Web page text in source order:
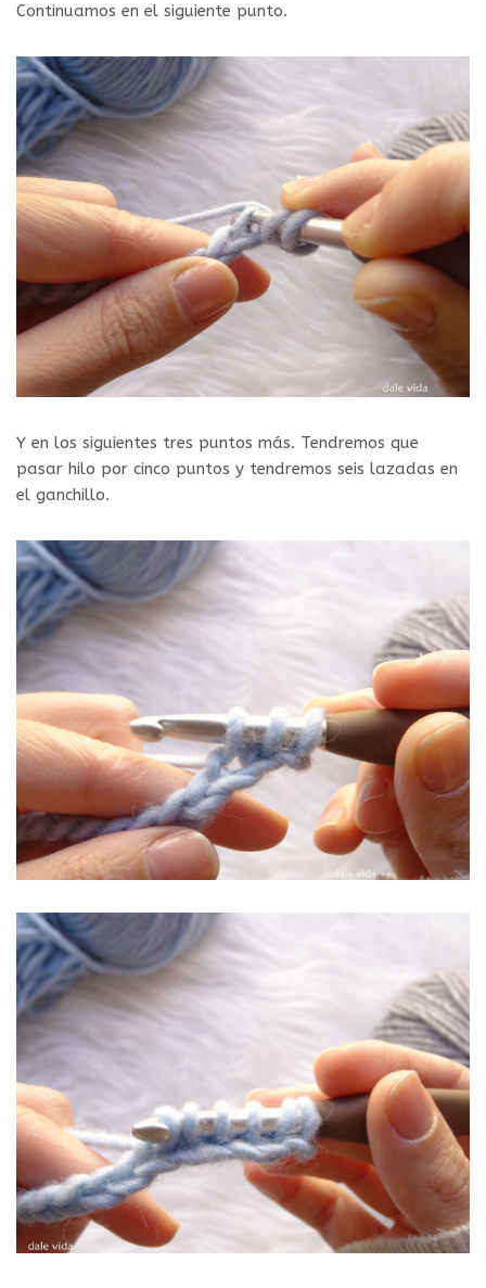
Continuamos en el siguiente punto.
Y en los siguientes tres puntos más. Tendremos que
pasar hilo por cinco puntos y tendremos seis lazadas en
el ganchillo.